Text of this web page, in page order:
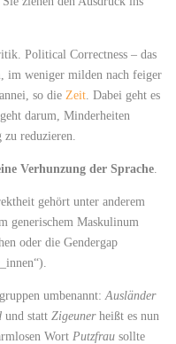
Political Correctness – das
im weniger milden nach feiger
so die Zeit. Dabei geht es
darum, Minderheiten
reduzieren.
Verhunzung der Sprache.
gehört unter anderem
generischem Maskulinum
oder die Gendergap
umbenannt:Ausländer
und statt Zigeunerheißt es nun
Wort Putzfrau sollte